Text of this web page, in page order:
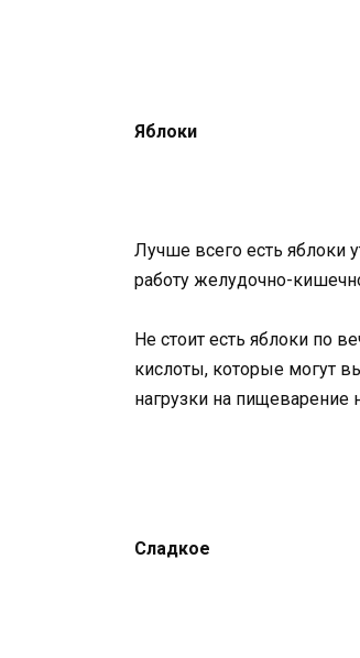
Яблоки
Лучше всего есть яблоки
работу желудочно-
Не стоит есть яблоки по
кислоты, которые могут
нагрузки на пищеварение
Сладкое